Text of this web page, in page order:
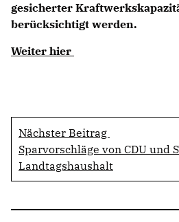
gesicherter
berücksichtigt werden.
Weiter hier
Nächster Beitrag
Sparvorschläge von CDU und
Landtagshaushalt